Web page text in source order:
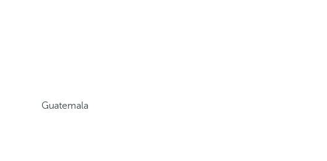
Guatemala